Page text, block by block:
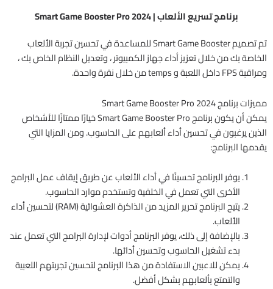
برنامج تسريع الألعاب | Smart Game Booster Pro 2024
تم تصميم Smart Game Booster للمساعدة في تحسين تجربة الألعاب
الخاصة بك من خلال تعزيز أداء جهاز الكمبيوتر ، وتعديل النظام الخاص بك ،
ومراقبة FPS داخل اللعبة و temps من خلال نقرة واحدة.
مميزات برنامج Smart Game Booster Pro 2024
يمكن أن يكون برنامج Smart Game Booster Pro خيارًا ممتازًا للأشخاص
الذين يرغبون في تحسين أداء ألعابهم على الحاسوب. ومن المزايا التي
يقدمها البرنامج:
يوفر البرنامج تحسينًا في أداء الألعاب عن طريق إيقاف عمل البرامج
الأخرى التي تعمل في الخلفية وتستخدم موارد الحاسوب.
يتيح البرنامج تحرير المزيد من الذاكرة العشوائية (RAM) لتحسين أداء
الألعاب.
بالإضافة إلى ذلك، يوفر البرنامج أدوات لإدارة البرامج التي تعمل عند
بدء تشغيل الحاسوب وتحسين أدائها.
يمكن للاعبين الاستفادة من هذا البرنامج لتحسين تجربتهم اللعبية
والتمتع بألعابهم بشكل أفضل.